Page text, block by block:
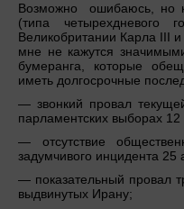
Возможно ошибаюсь, но
(типа четырехдневого
Великобритании Карла III
мне не кажутся
бумеранга, которые
иметь долгосрочные
— звонкий провал
парламентских выборах
— отсутствие
задумчивого инцидента
— показательный провал
выдвинутых Ирану;